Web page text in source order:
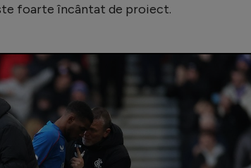
foarte încântat de proiect.